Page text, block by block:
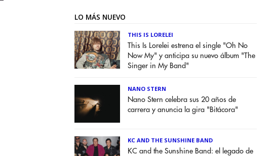
LO MÁS NUEVO
THIS IS LORELEI
This Is Lorelei estrena el single "Oh No
Now My" y anticipa su nuevo álbum "The
Singer in My Band"
NANO STERN
Nano Stern celebra sus 20 años de
carrera y anuncia la gira "Bitácora"
KC AND THE SUNSHINE BAND
KC and the Sunshine Band: el legado de